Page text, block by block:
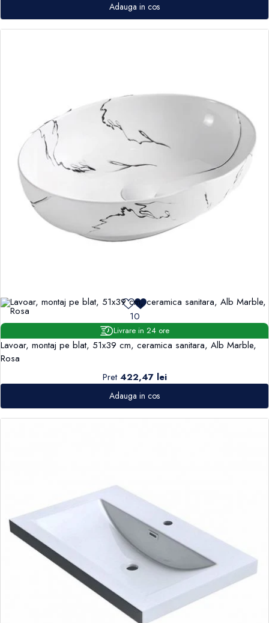
Adauga in cos
10
Livrare in 24 ore
Lavoar, montaj pe blat, 51x39 cm, ceramica sanitara, Alb Marble,
Rosa
Pret 422,47 lei
Adauga in cos